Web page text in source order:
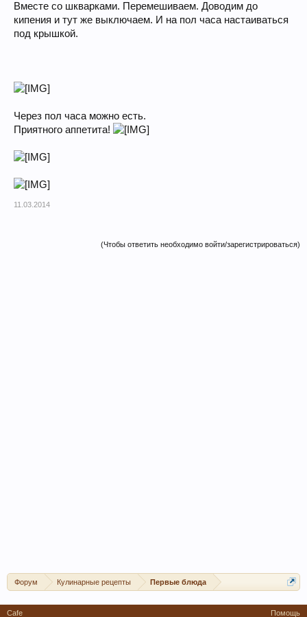
Вместе со шкварками. Перемешиваем. Доводим до
кипения и тут же выключаем. И на пол часа настаиваться
под крышкой.
Через пол часа можно есть.
Приятного аппетита!
11.03.2014
(Чтобы ответить необходимо войти/зарегистрироваться)
Форум Кулинарные рецепты Первые блюда
Cafe Помощь